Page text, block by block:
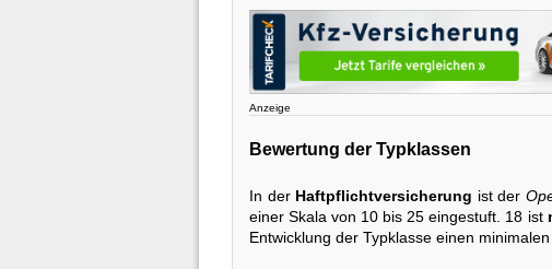
Anzeige
Bewertung der Typklassen
In der Haftpflichtversicherung ist der
einer Skala von 10 bis 25 eingestuft. 18 ist
Entwicklung der Typklasse einen minimalen